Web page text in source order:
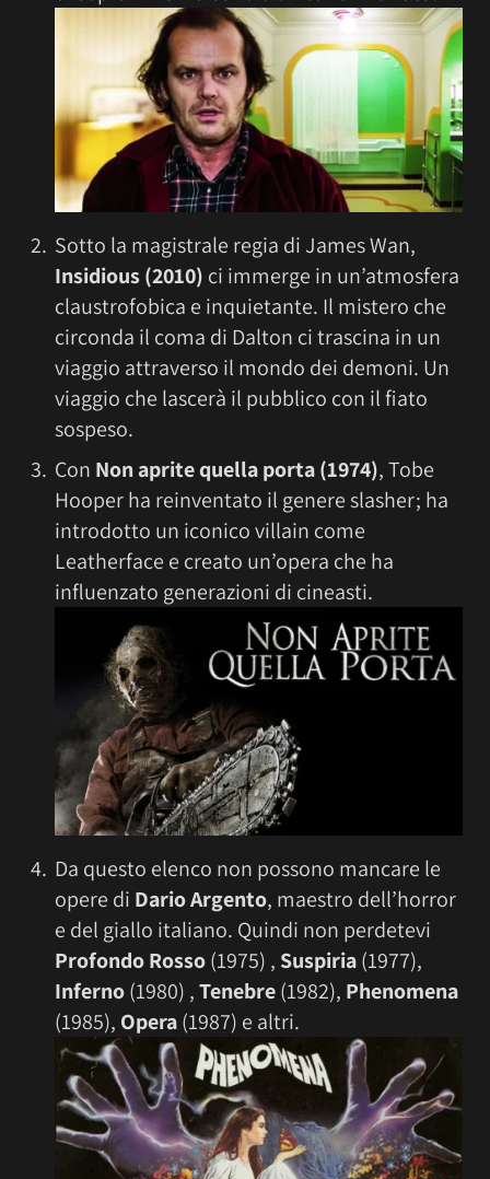
Sotto la magistrale regia di James Wan,
Insidious(2010) ci immerge in un’atmosfera
claustrofobica e inquietante. Il mistero che
circonda il coma di Dalton ci trascina in un
viaggio attraverso il mondo dei demoni. Un
viaggio che lascerà il pubblico con il fiato
sospeso.
Con Non aprite quella porta (1974), Tobe
Hooper ha reinventato il genere slasher; ha
introdotto un iconico villain come
Leatherface e creato un’opera che ha
influenzato generazioni di cineasti.
Da questo elenco non possono mancare le
opere di Dario Argento, maestro dell’horror
e del giallo italiano. Quindi non perdetevi
Profondo Rosso(1975) , Suspiria(1977),
Inferno(1980) ,Tenebre(1982), Phenomena
(1985), Opera(1987) e altri.